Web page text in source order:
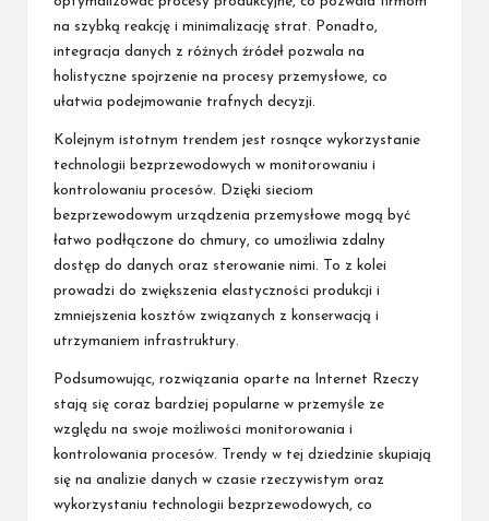
na szybką reakcję i minimalizację strat. Ponadto,
integracja danych z różnych źródeł pozwala na
holistyczne spojrzenie na procesy przemysłowe, co
ułatwia podejmowanie trafnych decyzji.
Kolejnym istotnym trendem jest rosnące wykorzystanie
technologii bezprzewodowych w monitorowaniu i
kontrolowaniu procesów. Dzięki sieciom
bezprzewodowym urządzenia przemysłowe mogą być
łatwo podłączone do chmury, co umożliwia zdalny
dostęp do danych oraz sterowanie nimi. To z kolei
prowadzi do zwiększenia elastyczności produkcji i
zmniejszenia kosztów związanych z konserwacją i
utrzymaniem infrastruktury.
Podsumowując, rozwiązania oparte na Internet Rzeczy
stają się coraz bardziej popularne w przemyśle ze
względu na swoje możliwości monitorowania i
kontrolowania procesów. Trendy w tej dziedzinie skupiają
się na analizie danych w czasie rzeczywistym oraz
wykorzystaniu technologii bezprzewodowych, co